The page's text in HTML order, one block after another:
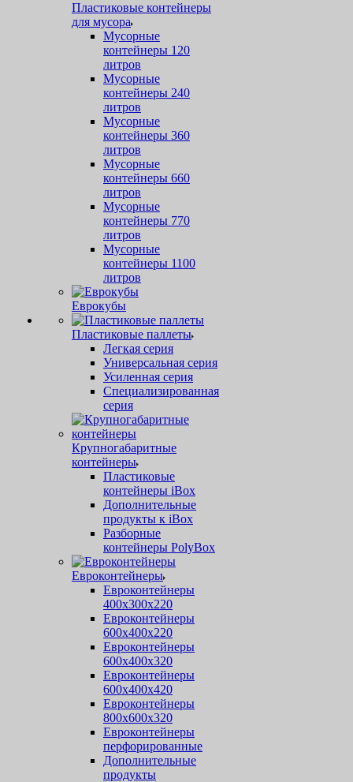
Пластиковые контейнеры
для мусора
Мусорные
контейнеры 120
литров
Мусорные
контейнеры 240
литров
Мусорные
контейнеры 360
литров
Мусорные
контейнеры 660
литров
Мусорные
контейнеры 770
литров
Мусорные
контейнеры 1100
литров
Еврокубы
Пластиковые паллеты
Легкая серия
Универсальная серия
Усиленная серия
Специализированная
серия
Крупногабаритные
контейнеры
Пластиковые
контейнеры iBox
Дополнительные
продукты к iBox
Разборные
контейнеры PolyBox
Евроконтейнеры
Евроконтейнеры
400х300х220
Евроконтейнеры
600х400х220
Евроконтейнеры
600х400х320
Евроконтейнеры
600х400х420
Евроконтейнеры
800х600х320
Евроконтейнеры
перфорированные
Дополнительные
продукты